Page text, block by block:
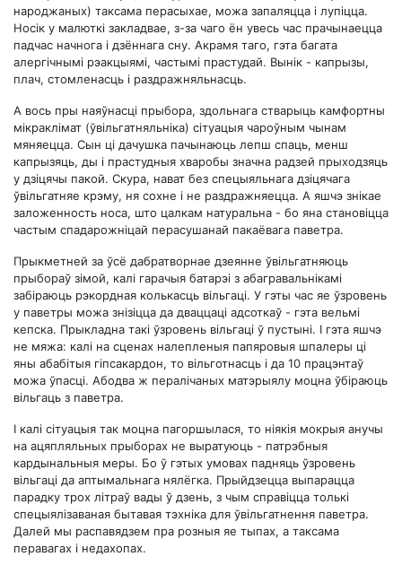
народжаных) таксама перасыхае, можа запаляцца і лупіцца.
Носік у малюткі закладвае, з-за чаго ён увесь час прачынаецца
падчас начнога і дзённага сну. Акрамя таго, гэта багата
алергічнымі рэакцыямі, частымі прастудай. Вынік - капрызы,
плач, стомленасць і раздражняльнасць.
А вось пры наяўнасці прыбора, здольнага стварыць камфортны
мікраклімат (ўвільгатняльніка) сітуацыя чароўным чынам
мяняецца. Сын ці дачушка пачынаюць лепш спаць, менш
капрызяць, ды і прастудныя хваробы значна радзей прыходзяць
у дзіцячы пакой. Скура, нават без спецыяльнага дзіцячага
ўвільгатняе крэму, ня сохне і не раздражняецца. А яшчэ знікае
заложенность носа, што цалкам натуральна - бо яна становіцца
частым спадарожніцай перасушанай пакаёвага паветра.
Прыкметней за ўсё дабратворнае дзеянне ўвільгатняюць
прыбораў зімой, калі гарачыя батарэі з абагравальнікамі
забіраюць рэкордная колькасць вільгаці. У гэты час яе ўзровень
у паветры можа знізіцца да дваццаці адсоткаў - гэта вельмі
кепска. Прыкладна такі ўзровень вільгаці ў пустыні. І гэта яшчэ
не мяжа: калі на сценах налепленыя папяровыя шпалеры ці
яны абабітыя гіпсакардон, то вільготнасць і да 10 працэнтаў
можа ўпасці. Абодва ж пералічаных матэрыялу моцна ўбіраюць
вільгаць з паветра.
І калі сітуацыя так моцна пагоршылася, то ніякія мокрыя анучы
на ​​ацяпляльных прыборах не выратуюць - патрэбныя
кардынальныя меры. Бо ў гэтых умовах падняць ўзровень
вільгаці да аптымальнага нялёгка. Прыйдзецца выпарацца
парадку трох літраў вады ў дзень, з чым справіцца толькі
спецыялізаваная бытавая тэхніка для ўвільгатнення паветра.
Далей мы распавядзем пра розныя яе тыпах, а таксама
перавагах і недахопах.